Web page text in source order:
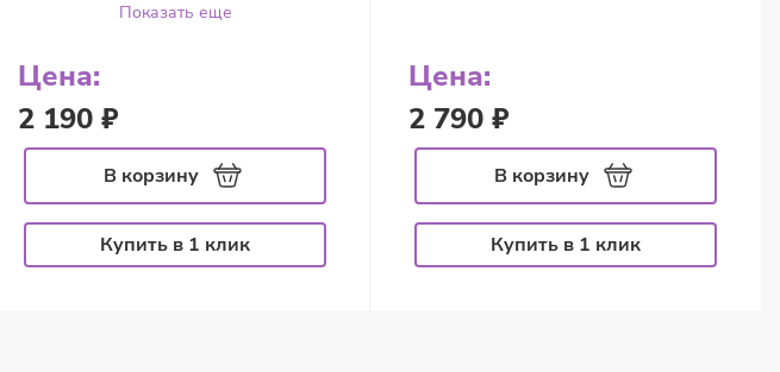
Показать еще
Цена:
2 190 ₽
В корзину
Купить в 1 клик
Цена:
2 790 ₽
В корзину
Купить в 1 клик